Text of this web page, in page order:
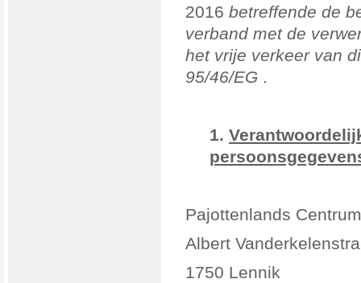
2016 betreffende de
verband met de
het vrije verkeer van
95/46/EG .
1.
Pajottenlands
Albert
1750 Lennik